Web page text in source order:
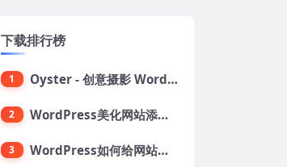
下载排行榜
1 Oyster - 创意摄影 WordPress 主题
2 WordPress美化网站添加鼠标点击烟花绽放效果代码
3 WordPress如何给网站添加自定义鼠标指针